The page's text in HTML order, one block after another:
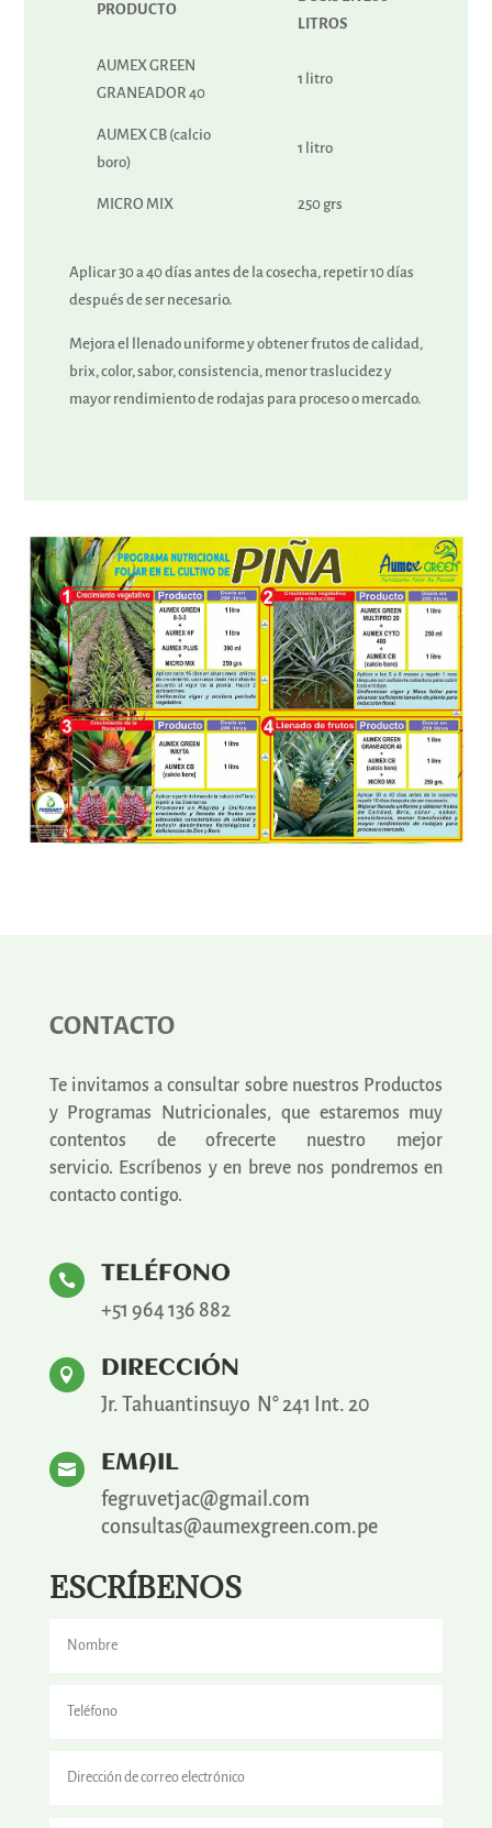
PRODUCTO
LITROS
AUMEX GREEN
GRANEADOR 40
1 litro
AUMEX CB (calcio
boro)
1 litro
MICRO MIX 250 grs
Aplicar 30 a 40 días antes de la cosecha, repetir 10 días
después de ser necesario.
Mejora el llenado uniforme y obtener frutos de calidad,
brix, color, sabor, consistencia, menor traslucidez y
mayor rendimiento de rodajas para proceso o mercado.
CONTACTO
Te invitamos a consultar sobre nuestros Productos
y Programas Nutricionales, que estaremos muy
contentos de ofrecerte nuestro mejor
servicio. Escríbenos y en breve nos pondremos en
contacto contigo.
 TELÉFONO
+51 964 136 882
 DIRECCIÓN
Jr. Tahuantinsuyo N° 241 Int. 20
 EMAIL
fegruvetjac@gmail.com
consultas@aumexgreen.com.pe
ESCRÍBENOS